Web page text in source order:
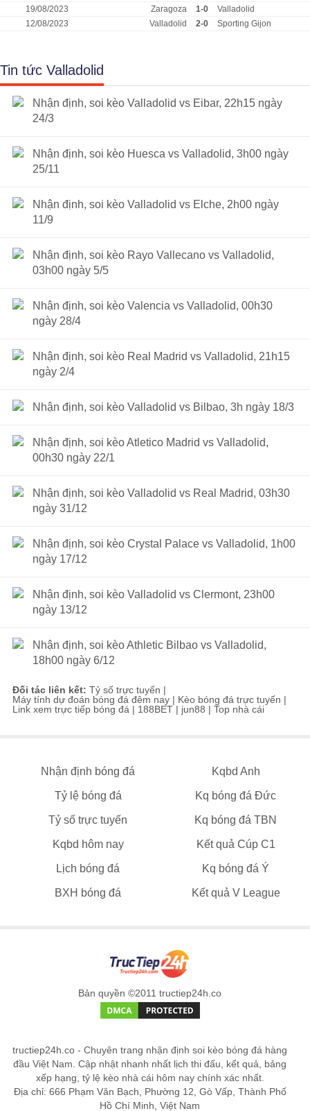
19/08/2023
Zaragoza 1-0
Valladolid
12/08/2023
Valladolid 2-0 Sporting Gijon
Tin tức Valladolid
Nhận định, soi kèo Valladolid vs Eibar, 22h15 ngày
24/3
Nhận định, soi kèo Huesca vs Valladolid, 3h00 ngày
25/11
Nhận định, soi kèo Valladolid vs Elche, 2h00 ngày
11/9
Nhận định, soi kèo Rayo Vallecano vs Valladolid,
03h00 ngày 5/5
Nhận định, soi kèo Valencia vs Valladolid, 00h30
ngày 28/4
Nhận định, soi kèo Real Madrid vs Valladolid, 21h15
ngày 2/4
Nhận định, soi kèo Valladolid vs Bilbao, 3h ngày 18/3
Nhận định, soi kèo Atletico Madrid vs Valladolid,
00h30 ngày 22/1
Nhận định, soi kèo Valladolid vs Real Madrid, 03h30
ngày 31/12
Nhận định, soi kèo Crystal Palace vs Valladolid, 1h00
ngày 17/12
Nhận định, soi kèo Valladolid vs Clermont, 23h00
ngày 13/12
Nhận định, soi kèo Athletic Bilbao vs Valladolid,
18h00 ngày 6/12
Đối tác liên kết: Tỷ số trực tuyến |
Máy tính dự đoán bóng đá đêm nay | Kèo bóng đá trực tuyến |
Link xem trực tiếp bóng đá | 188BET | jun88 | Top nhà cái
Nhận định bóng đá Kqbd Anh
Tỷ lệ bóng đá Kq bóng đá Đức
Tỷ số trực tuyến Kq bóng đá TBN
Kqbd hôm nay Kết quả Cúp C1
Lịch bóng đá Kq bóng đá Ý
BXH bóng đá Kết quả V League
Bản quyền ©2011 tructiep24h.co
tructiep24h.co - Chuyên trang nhận định soi kèo bóng đá hàng
đầu Việt Nam. Cập nhật nhanh nhất lịch thi đấu, kết quả, bảng
xếp hạng, tỷ lệ kèo nhà cái hôm nay chính xác nhất.
Địa chỉ: 666 Phạm Văn Bạch, Phường 12, Gò Vấp, Thành Phố
Hồ Chí Minh, Việt Nam